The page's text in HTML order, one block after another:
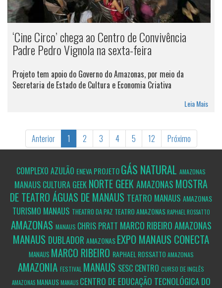
‘Cine Circo’ chega ao Centro de Convivência
Padre Pedro Vignola na sexta-feira
Projeto tem apoio do Governo do Amazonas, por meio da
Secretaria de Estado de Cultura e Economia Criativa
Leia Mais
Anterior 1 2 3 4 5 12 Próximo
COMPLEXO AZULÃO ENEVAPROJETOGÁS NATURAL AMAZONAS
MANAUS CULTURA GEEK NORTE GEEKAMAZONAS MOSTRA
DE TEATRO ÁGUAS DE MANAUS TEATRO MANAUS AMAZONAS
TURISMO MANAUS THEATRO DA PAZ TEATRO AMAZONASRAPHAEL ROSSATTO
AMAZONAS MANAUS CHRIS PRATT MARCO RIBEIROAMAZONAS
MANAUS DUBLADOR AMAZONASEXPO MANAUS CONECTA
MANAUS MARCO RIBEIRO RAPHAEL ROSSATTO AMAZONAS
AMAZONIA FESTIVAL MANAUS SESC CENTRO CURSO DE INGLÊS
AMAZONAS MANAUSMANAUS CENTRO DE EDUCAÇÃO TECNOLÓGICA DO